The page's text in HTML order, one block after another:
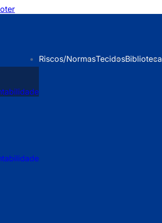
Riscos/NormasTecidosBiblioteca